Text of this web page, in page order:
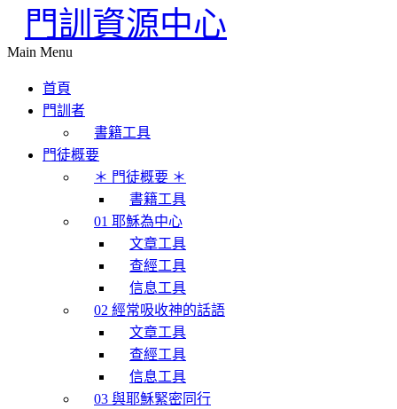
門訓資源中心
Main Menu
首頁
門訓者
書籍工具
門徒概要
＊ 門徒概要 ＊
書籍工具
01 耶穌為中心
文章工具
查經工具
信息工具
02 經常吸收神的話語
文章工具
查經工具
信息工具
03 與耶穌緊密同行